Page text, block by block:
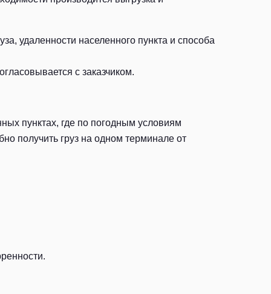
удаленности населенного пункта и способа
с заказчиком.
пунктах, где по погодным условиям
получить груз на одном терминале от